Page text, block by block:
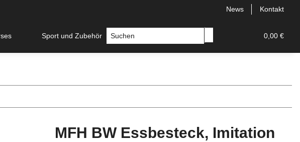
News Kontakt
0,00 €
Sport und Zubehör Messer
MFH BW Essbesteck, Imitation